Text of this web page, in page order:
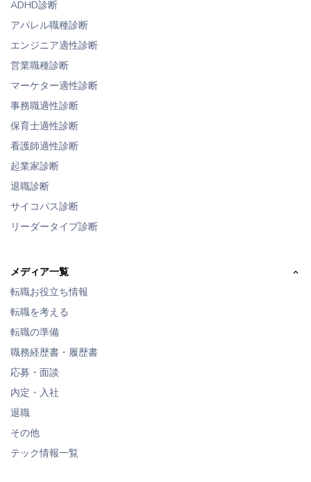
ADHD診断
アパレル職種診断
エンジニア適性診断
営業職種診断
マーケター適性診断
事務職適性診断
保育士適性診断
看護師適性診断
起業家診断
退職診断
サイコパス診断
リーダータイプ診断
メディア一覧
転職お役立ち情報
転職を考える
転職の準備
職務経歴書・履歴書
応募・面談
内定・入社
退職
その他
テック情報一覧